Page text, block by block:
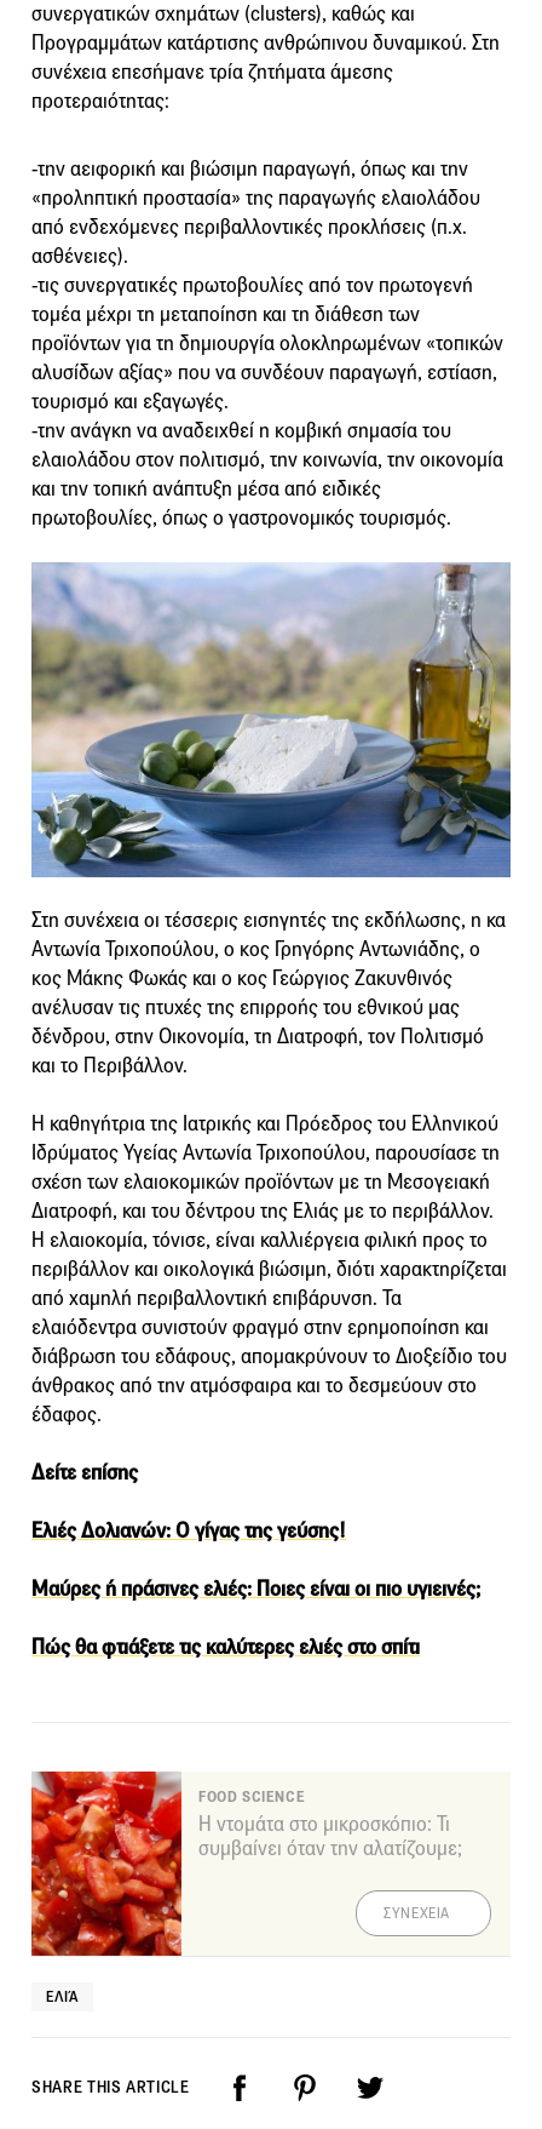
συνεργατικών σχημάτων (clusters), καθώς και
Προγραμμάτων κατάρτισης ανθρώπινου δυναμικού. Στη
συνέχεια επεσήμανε τρία ζητήματα άμεσης
προτεραιότητας:
-την αειφορική και βιώσιμη παραγωγή, όπως και την
«προληπτική προστασία» της παραγωγής ελαιολάδου
από ενδεχόμενες περιβαλλοντικές προκλήσεις (π.χ.
ασθένειες).
-τις συνεργατικές πρωτοβουλίες από τον πρωτογενή
τομέα μέχρι τη μεταποίηση και τη διάθεση των
προϊόντων για τη δημιουργία ολοκληρωμένων «τοπικών
αλυσίδων αξίας» που να συνδέουν παραγωγή, εστίαση,
τουρισμό και εξαγωγές.
-την ανάγκη να αναδειχθεί η κομβική σημασία του
ελαιολάδου στον πολιτισμό, την κοινωνία, την οικονομία
και την τοπική ανάπτυξη μέσα από ειδικές
πρωτοβουλίες, όπως ο γαστρονομικός τουρισμός.
Στη συνέχεια οι τέσσερις εισηγητές της εκδήλωσης, η κα
Αντωνία Τριχοπούλου, ο κος Γρηγόρης Αντωνιάδης, ο
κος Μάκης Φωκάς και ο κος Γεώργιος Ζακυνθινός
ανέλυσαν τις πτυχές της επιρροής του εθνικού μας
δένδρου, στην Οικονομία, τη Διατροφή, τον Πολιτισμό
και το Περιβάλλον.
Η καθηγήτρια της Ιατρικής και Πρόεδρος του Ελληνικού
Ιδρύματος Υγείας Αντωνία Τριχοπούλου, παρουσίασε τη
σχέση των ελαιοκομικών προϊόντων με τη Μεσογειακή
Διατροφή, και του δέντρου της Ελιάς με το περιβάλλον.
Η ελαιοκομία, τόνισε, είναι καλλιέργεια φιλική προς το
περιβάλλον και οικολογικά βιώσιμη, διότι χαρακτηρίζεται
από χαμηλή περιβαλλοντική επιβάρυνση. Τα
ελαιόδεντρα συνιστούν φραγμό στην ερημοποίηση και
διάβρωση του εδάφους, απομακρύνουν το Διοξείδιο του
άνθρακος από την ατμόσφαιρα και το δεσμεύουν στο
έδαφος.
Δείτε επίσης
Ελιές Δολιανών: Ο γίγας της γεύσης!
Μαύρες ή πράσινες ελιές: Ποιες είναι οι πιο υγιεινές;
Πώς θα φτιάξετε τις καλύτερες ελιές στο σπίτι
FOOD SCIENCE
Η ντομάτα στο μικροσκόπιο: Τι
συμβαίνει όταν την αλατίζουμε;
ΣΥΝΕΧΕΙΑ
ΕΛΙΆ
SHARE THIS ARTICLE